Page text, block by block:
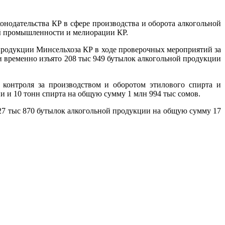
КР в сфере производства и оборота алкогольной
промышленности и мелиорации КР.
Минсельхоза КР в ходе проверочных мероприятий за
изъято 208 тыс 949 бутылок алкогольной продукции
за производством и оборотом этилового спирта и
и 10 тонн спирта на общую сумму 1 млн 994 тыс сомов.
тыс 870 бутылок алкогольной продукции на общую сумму 17